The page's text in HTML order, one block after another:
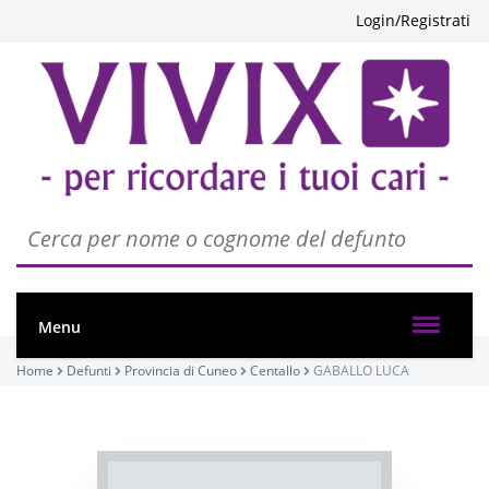
Login/Registrati
Menu
Home Defunti Provincia di Cuneo Centallo GABALLO LUCA